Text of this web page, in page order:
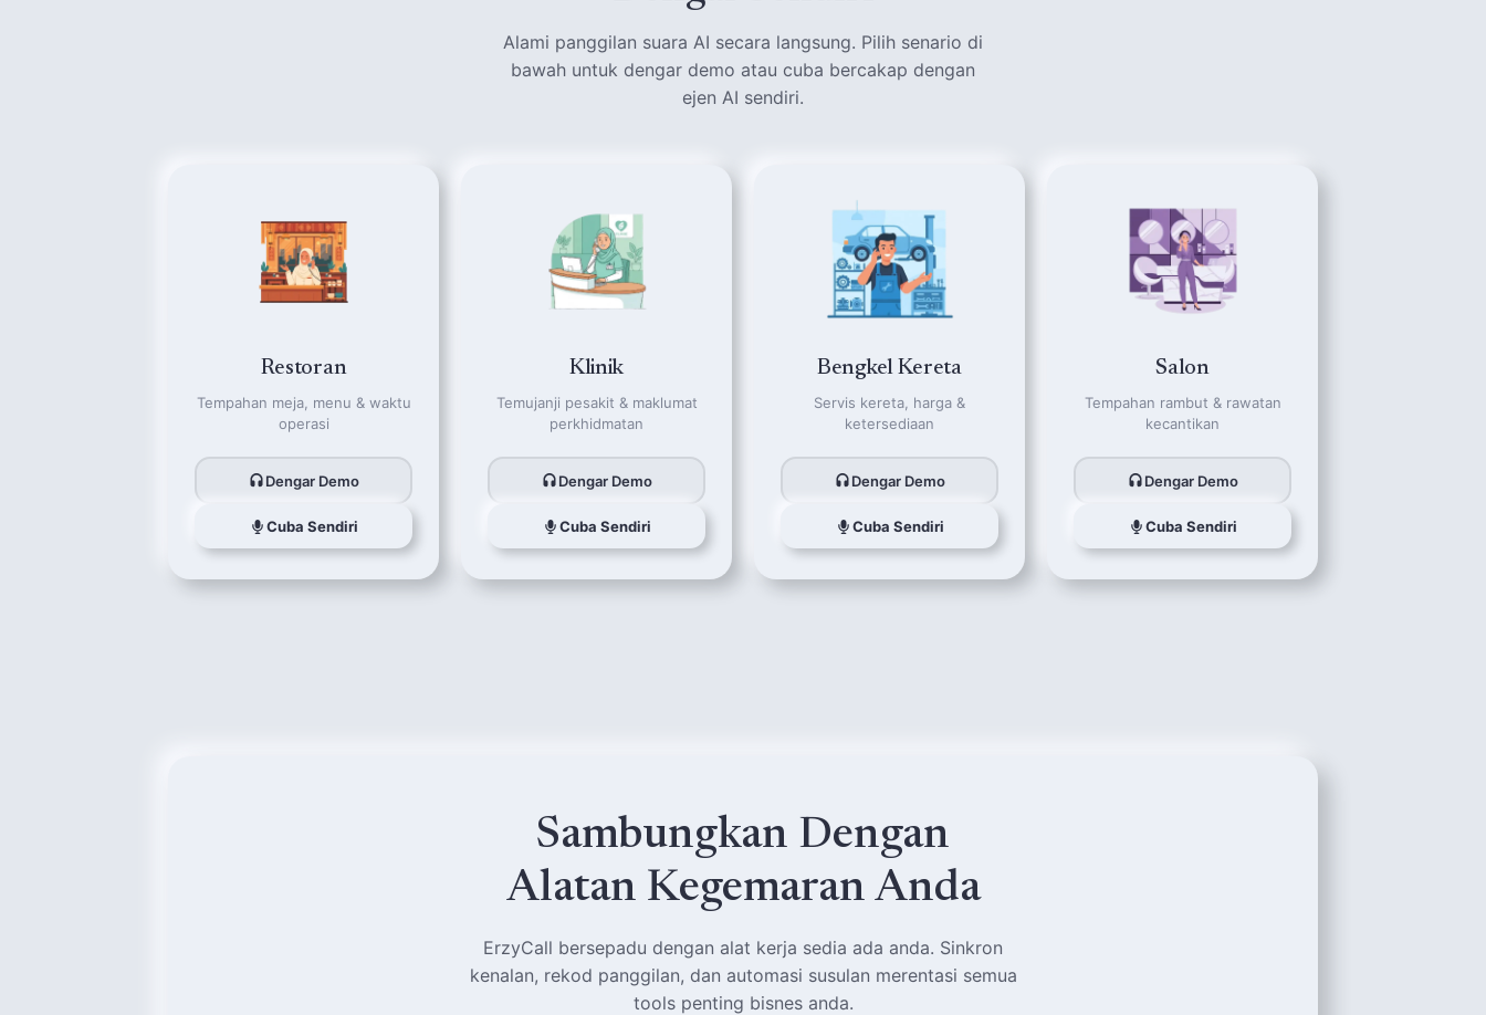
Alami panggilan suara AI secara langsung. Pilih senario di
bawah untuk dengar demo atau cuba bercakap dengan
ejen AI sendiri.
Restoran
Tempahan meja, menu & waktu
operasi
Dengar Demo
Cuba Sendiri
Klinik
Temujanji pesakit & maklumat
perkhidmatan
Dengar Demo
Cuba Sendiri
Bengkel Kereta
Servis kereta, harga &
ketersediaan
Dengar Demo
Cuba Sendiri
Salon
Tempahan rambut & rawatan
kecantikan
Dengar Demo
Cuba Sendiri
Sambungkan Dengan
Alatan Kegemaran Anda
ErzyCall bersepadu dengan alat kerja sedia ada anda. Sinkron
kenalan, rekod panggilan, dan automasi susulan merentasi semua
tools penting bisnes anda.